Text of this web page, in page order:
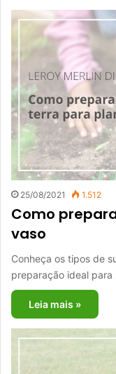
25/08/2021 1.512
Como
vaso
Conheça os tipos de
preparação ideal para
Leia mais »